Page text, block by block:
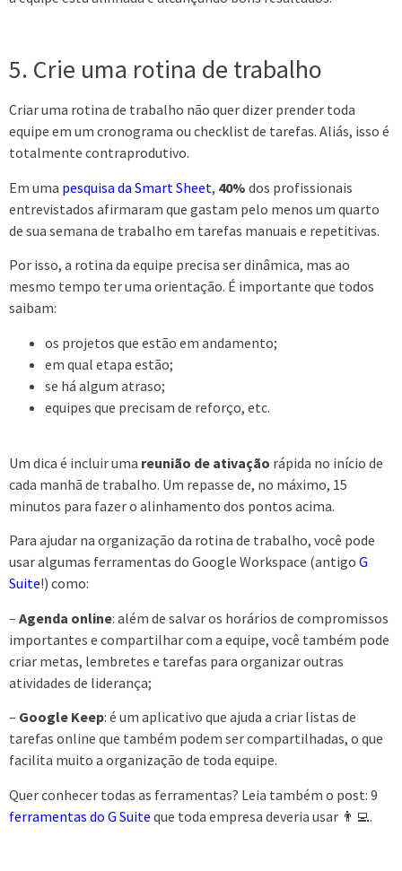
5. Crie uma rotina de trabalho
Criar uma rotina de trabalho não quer dizer prender toda
equipe em um cronograma ou checklist de tarefas. Aliás, isso é
totalmente contraprodutivo.
Em uma pesquisa da Smart Sheet, 40% dos profissionais
entrevistados afirmaram que gastam pelo menos um quarto
de sua semana de trabalho em tarefas manuais e repetitivas.
Por isso, a rotina da equipe precisa ser dinâmica, mas ao
mesmo tempo ter uma orientação. É importante que todos
saibam:
os projetos que estão em andamento;
em qual etapa estão;
se há algum atraso;
equipes que precisam de reforço, etc.
Um dica é incluir uma reunião de ativação rápida no início de
cada manhã de trabalho. Um repasse de, no máximo, 15
minutos para fazer o alinhamento dos pontos acima.
Para ajudar na organização da rotina de trabalho, você pode
usar algumas ferramentas do Google Workspace (antigo G
Suite!) como:
– Agenda online: além de salvar os horários de compromissos
importantes e compartilhar com a equipe, você também pode
criar metas, lembretes e tarefas para organizar outras
atividades de liderança;
– Google Keep: é um aplicativo que ajuda a criar listas de
tarefas online que também podem ser compartilhadas, o que
facilita muito a organização de toda equipe.
Quer conhecer todas as ferramentas? Leia também o post: 9
ferramentas do G Suite que toda empresa deveria usar 👨‍💻.